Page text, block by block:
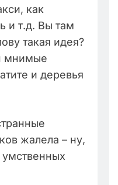
как
и т.д. Вы там
такая идея?
мнимые
и деревья
жалела – ну,
умственных